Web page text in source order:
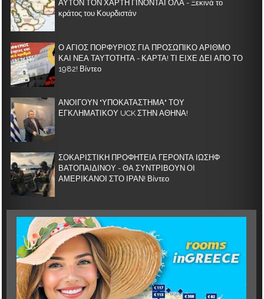
ΑΥΤΟΝ ΤΟΝ ΧΑΡΤΗ ΓΙΝΟΝΤΑΙ ΟΛΑ - Ξεκινά το
κράτος του Κουρδιστάν
Ο ΑΓΙΟΣ ΠΟΡΦΥΡΙΟΣ ΓΙΑ ΠΡΟΣΩΠΙΚΟ ΑΡΙΘΜΟ
ΚΑΙ ΝΕΑ ΤΑΥΤΟΤΗΤΑ - ΚΑΡΤΑ! ΤΙ ΕΙΧΕ ΔΕΙ ΑΠΟ ΤΟ
1982! Βίντεο
ΑΝΟΙΓΟΥΝ "ΥΠΟΚΑΤΑΣΤΗΜΑ" ΤΟΥ
ΕΓΚΛΗΜΑΤΙΚΟΥ UCK ΣΤΗΝ ΑΘΗΝΑ!
ΣΟΚΑΡΙΣΤΙΚΗ ΠΡΟΦΗΤΕΙΑ ΓΕΡΟΝΤΑ ΙΩΣΗΦ
ΒΑΤΟΠΑΙΔΙΝΟΥ - ΘΑ ΣΥΝΤΡΙΒΟΥΝ ΟΙ
ΑΜΕΡΙΚΑΝΟΙ ΣΤΟ ΙΡΑΝ! Βίντεο